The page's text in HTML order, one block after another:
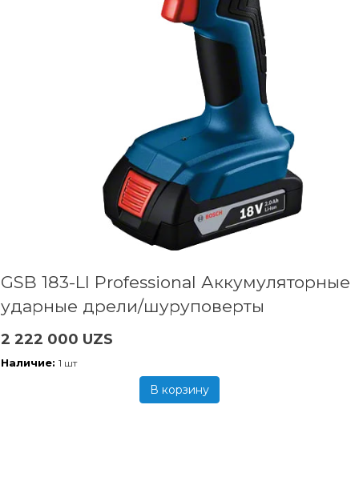
GSB 183-LI Professional Аккумуляторные
ударные дрели/шуруповерты
2 222 000 UZS
Наличие: 1 шт
В корзину